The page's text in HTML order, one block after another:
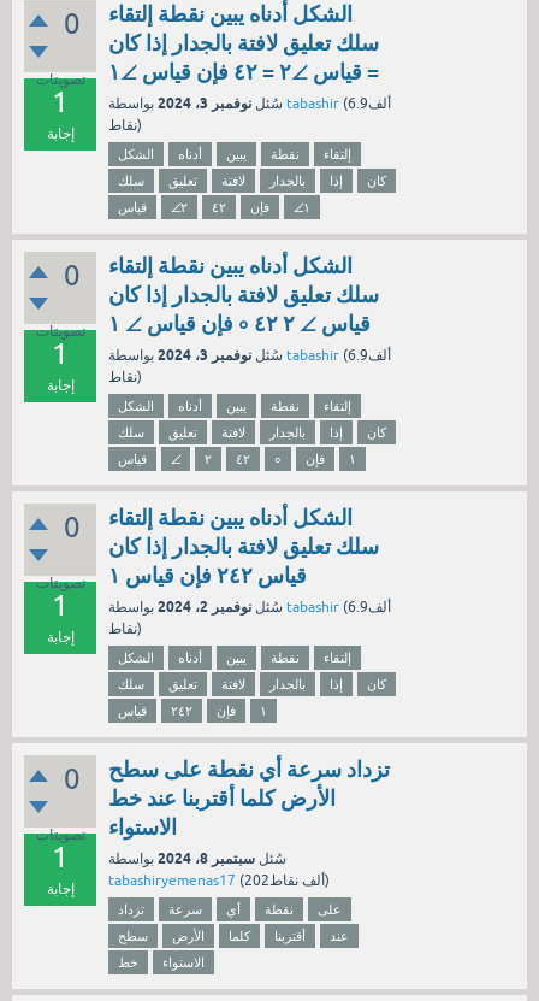
0
تصويتات
1
إجابة
الشكل أدناه يبين نقطة إلتقاء
سلك تعليق لافتة بالجدار إذا كان
قياس ∠٢ = ٤٢ فإن قياس ∠١ =
سُئل نوفمبر 3، 2024 tabashir (
6.9ألف
نقاط)
الشكل أدناه يبين نقطة
إلتقاء
سلك
تعليق لافتة بالجدار إذا
كان
قياس
∠٢ ٤٢ فإن ∠١
0
تصويتات
1
إجابة
الشكل أدناه يبين نقطة إلتقاء
سلك تعليق لافتة بالجدار إذا كان
قياس ∠ ٢ ٤٢ ∘ فإن قياس ∠ ١
سُئل نوفمبر 3، 2024 tabashir (
6.9ألف
نقاط)
الشكل أدناه يبين نقطة
إلتقاء
سلك
تعليق لافتة بالجدار إذا
كان
قياس
∠ ٢ ٤٢ ∘ فإن ١
0
تصويتات
1
إجابة
الشكل أدناه يبين نقطة إلتقاء
سلك تعليق لافتة بالجدار إذا كان
قياس ٢٤٢ فإن قياس ١
سُئل نوفمبر 2، 2024 tabashir (
6.9ألف
نقاط)
الشكل أدناه يبين نقطة
إلتقاء
سلك
تعليق لافتة بالجدار إذا
كان
قياس
٢٤٢ فإن ١
0
تصويتات
1
إجابة
تزداد سرعة أي نقطة على سطح
الأرض كلما أقتربنا عند خط
الاستواء
سُئل سبتمبر 8، 2024
بواسطة
tabashiryemenas17 ( 202ألف نقاط)
تزداد سرعة أي نقطة
على
سطح
الأرض كلما أقتربنا
عند
خط
الاستواء